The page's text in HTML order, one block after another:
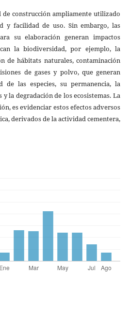
de construcción ampliamente utilizado
y facilidad de uso. Sin embargo, las
su elaboración generan impactos
la biodiversidad, por ejemplo, la
de hábitats naturales, contaminación
de gases y polvo, que generan
de las especies, su permanencia, la
la degradación de los ecosistemas. La
es evidenciar estos efectos adversos
derivados de la actividad cementera,